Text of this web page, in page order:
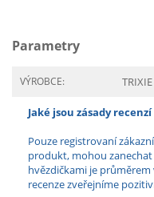
Parametry
VÝROBCE: TRIXIE
Jaké jsou zásady
Pouze registrovaní
produkt, mohou
hvězdičkami je
recenze zveřejníme